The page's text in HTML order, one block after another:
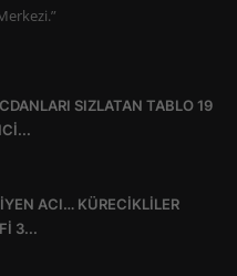
SIZLATAN TABLO 19
ACI… KÜRECİKLİLER
3...